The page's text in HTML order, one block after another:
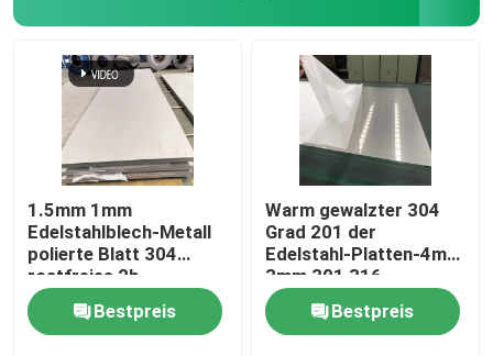
Edelstahl-Profil
Edelstahl-Diskette
Edelstahl-Streifen
Edelstahlfitting
1.5mm 1mm
Edelstahlblech-Metall
polierte Blatt 304
rostfreies 2b
Bestpreis
Warm gewalzter 304
Grad 201 der
Edelstahl-Platten-4mm
3mm 301 316
Bestpreis